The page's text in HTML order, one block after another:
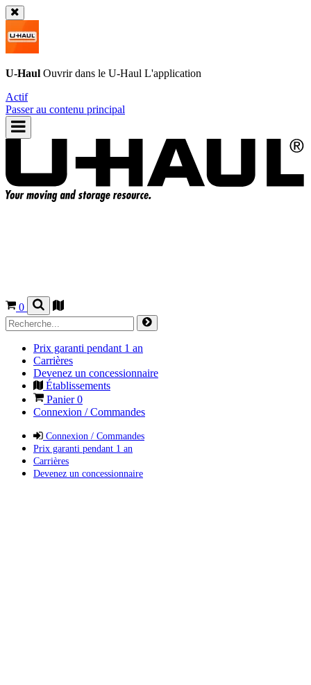
U-Haul Ouvrir dans le U-Haul L'application
Actif
Passer au contenu principal
0
Prix garanti pendant 1 an
Carrières
Devenez un concessionnaire
Établissements
Panier0
Connexion / Commandes
Connexion / Commandes
Prix garanti pendant 1 an
Carrières
Devenez un concessionnaire